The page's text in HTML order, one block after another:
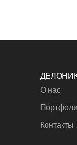
О нас
Контакты